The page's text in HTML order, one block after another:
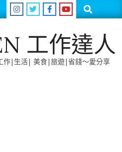
Search
工作達人
作|生活| 美食|旅遊|省錢～愛分享